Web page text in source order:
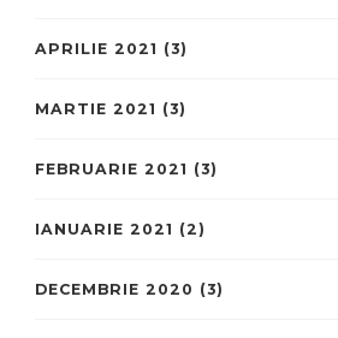
APRILIE 2021 (3)
MARTIE 2021 (3)
FEBRUARIE 2021 (3)
IANUARIE 2021 (2)
DECEMBRIE 2020 (3)